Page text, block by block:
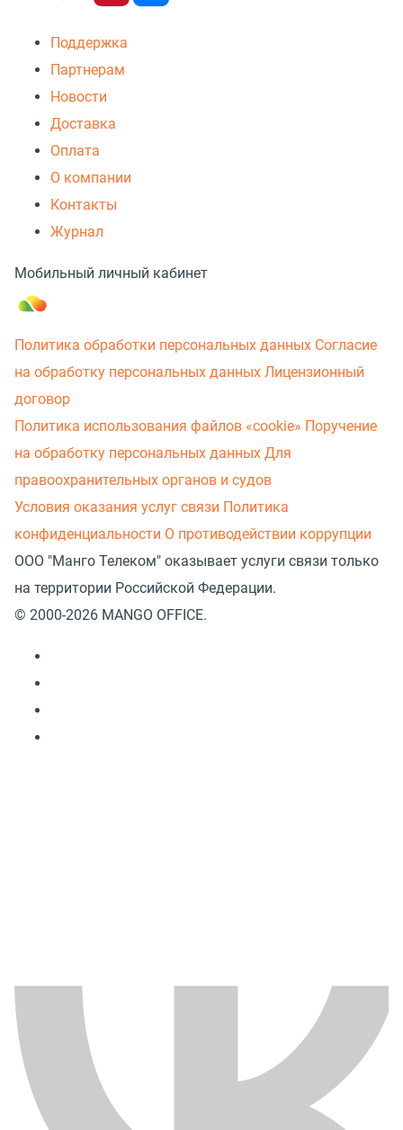
Поддержка
Партнерам
Новости
Доставка
Оплата
О компании
Контакты
Журнал
Мобильный личный кабинет
Политика обработки персональных данных Согласие
на обработку персональных данных Лицензионный
договор
Политика использования файлов «cookie» Поручение
на обработку персональных данных Для
правоохранительных органов и судов
Условия оказания услуг связи Политика
конфиденциальности О противодействии коррупции
ООО "Манго Телеком" оказывает услуги связи только
на территории Российской Федерации.
© 2000-2026 MANGO OFFICE.